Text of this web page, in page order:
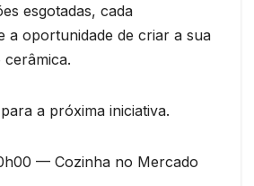
esgotadas, cada
a oportunidade de criar a sua
a próxima iniciativa.
— Cozinha no Mercado